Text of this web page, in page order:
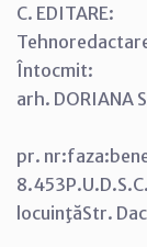
C. EDITARE:
Întocmit:
arh. DORIANA
pr.
locuinţăStr.